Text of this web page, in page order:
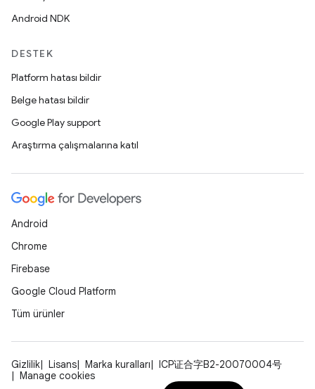
Android NDK
DESTEK
Platform hatası bildir
Belge hatası bildir
Google Play support
Araştırma çalışmalarına katıl
Android
Chrome
Firebase
Google Cloud Platform
Tüm ürünler
Gizlilik Lisans Marka kuralları
ICP证合字B2-20070004号
Manage cookies